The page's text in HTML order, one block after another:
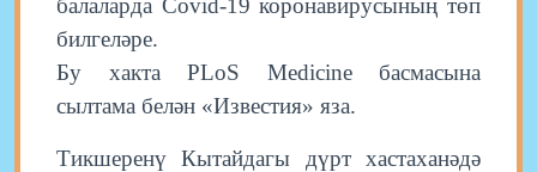
билгеләре.
Бу хакта PLoS Medicine басмасына
сылтама белән «Известия» яза.
Тикшеренү Кытайдагы дүрт хастаханәдә